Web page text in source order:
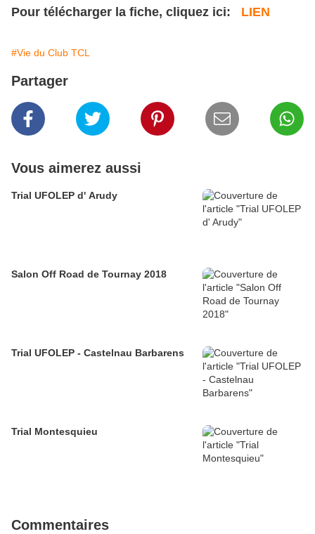
Pour télécharger la fiche, cliquez ici: LIEN
#Vie du Club TCL
Partager
Vous aimerez aussi
Trial UFOLEP d' Arudy
Salon Off Road de Tournay 2018
Trial UFOLEP - Castelnau Barbarens
Trial Montesquieu
Commentaires